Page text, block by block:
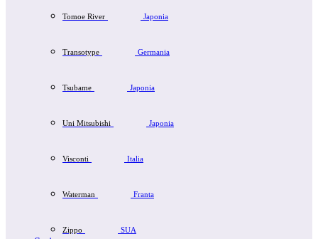
Tomoe River Japonia
Transotype Germania
Tsubame Japonia
Uni Mitsubishi Japonia
Visconti Italia
Waterman Franta
Zippo SUA